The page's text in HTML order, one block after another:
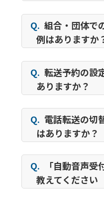
Q. 組合・団体で
例はありますか
Q. 転送予約の設
ありますか？
Q. 電話転送の切
はありますか？
Q.
「自動音声受
教えてください